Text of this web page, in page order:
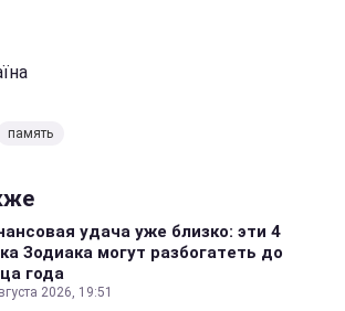
память
удача уже близко: эти 4
Зодиака могут разбогатеть до
года
2026, 19:51